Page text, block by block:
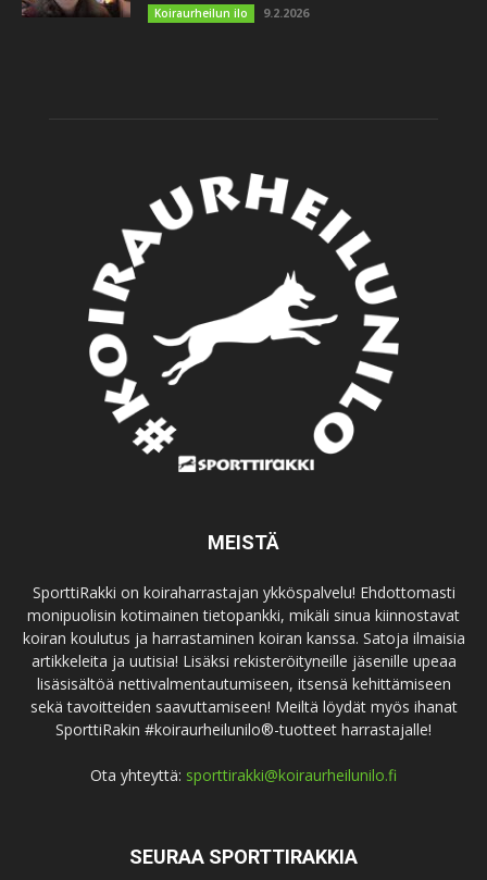
Koiraurheilun ilo 9.2.2026
MEISTÄ
SporttiRakki on koiraharrastajan ykköspalvelu! Ehdottomasti
monipuolisin kotimainen tietopankki, mikäli sinua kiinnostavat
koiran koulutus ja harrastaminen koiran kanssa. Satoja ilmaisia
artikkeleita ja uutisia! Lisäksi rekisteröityneille jäsenille upeaa
lisäsisältöä nettivalmentautumiseen, itsensä kehittämiseen
sekä tavoitteiden saavuttamiseen! Meiltä löydät myös ihanat
SporttiRakin #koiraurheilunilo®-tuotteet harrastajalle!
Ota yhteyttä: sporttirakki@koiraurheilunilo.fi
SEURAA SPORTTIRAKKIA